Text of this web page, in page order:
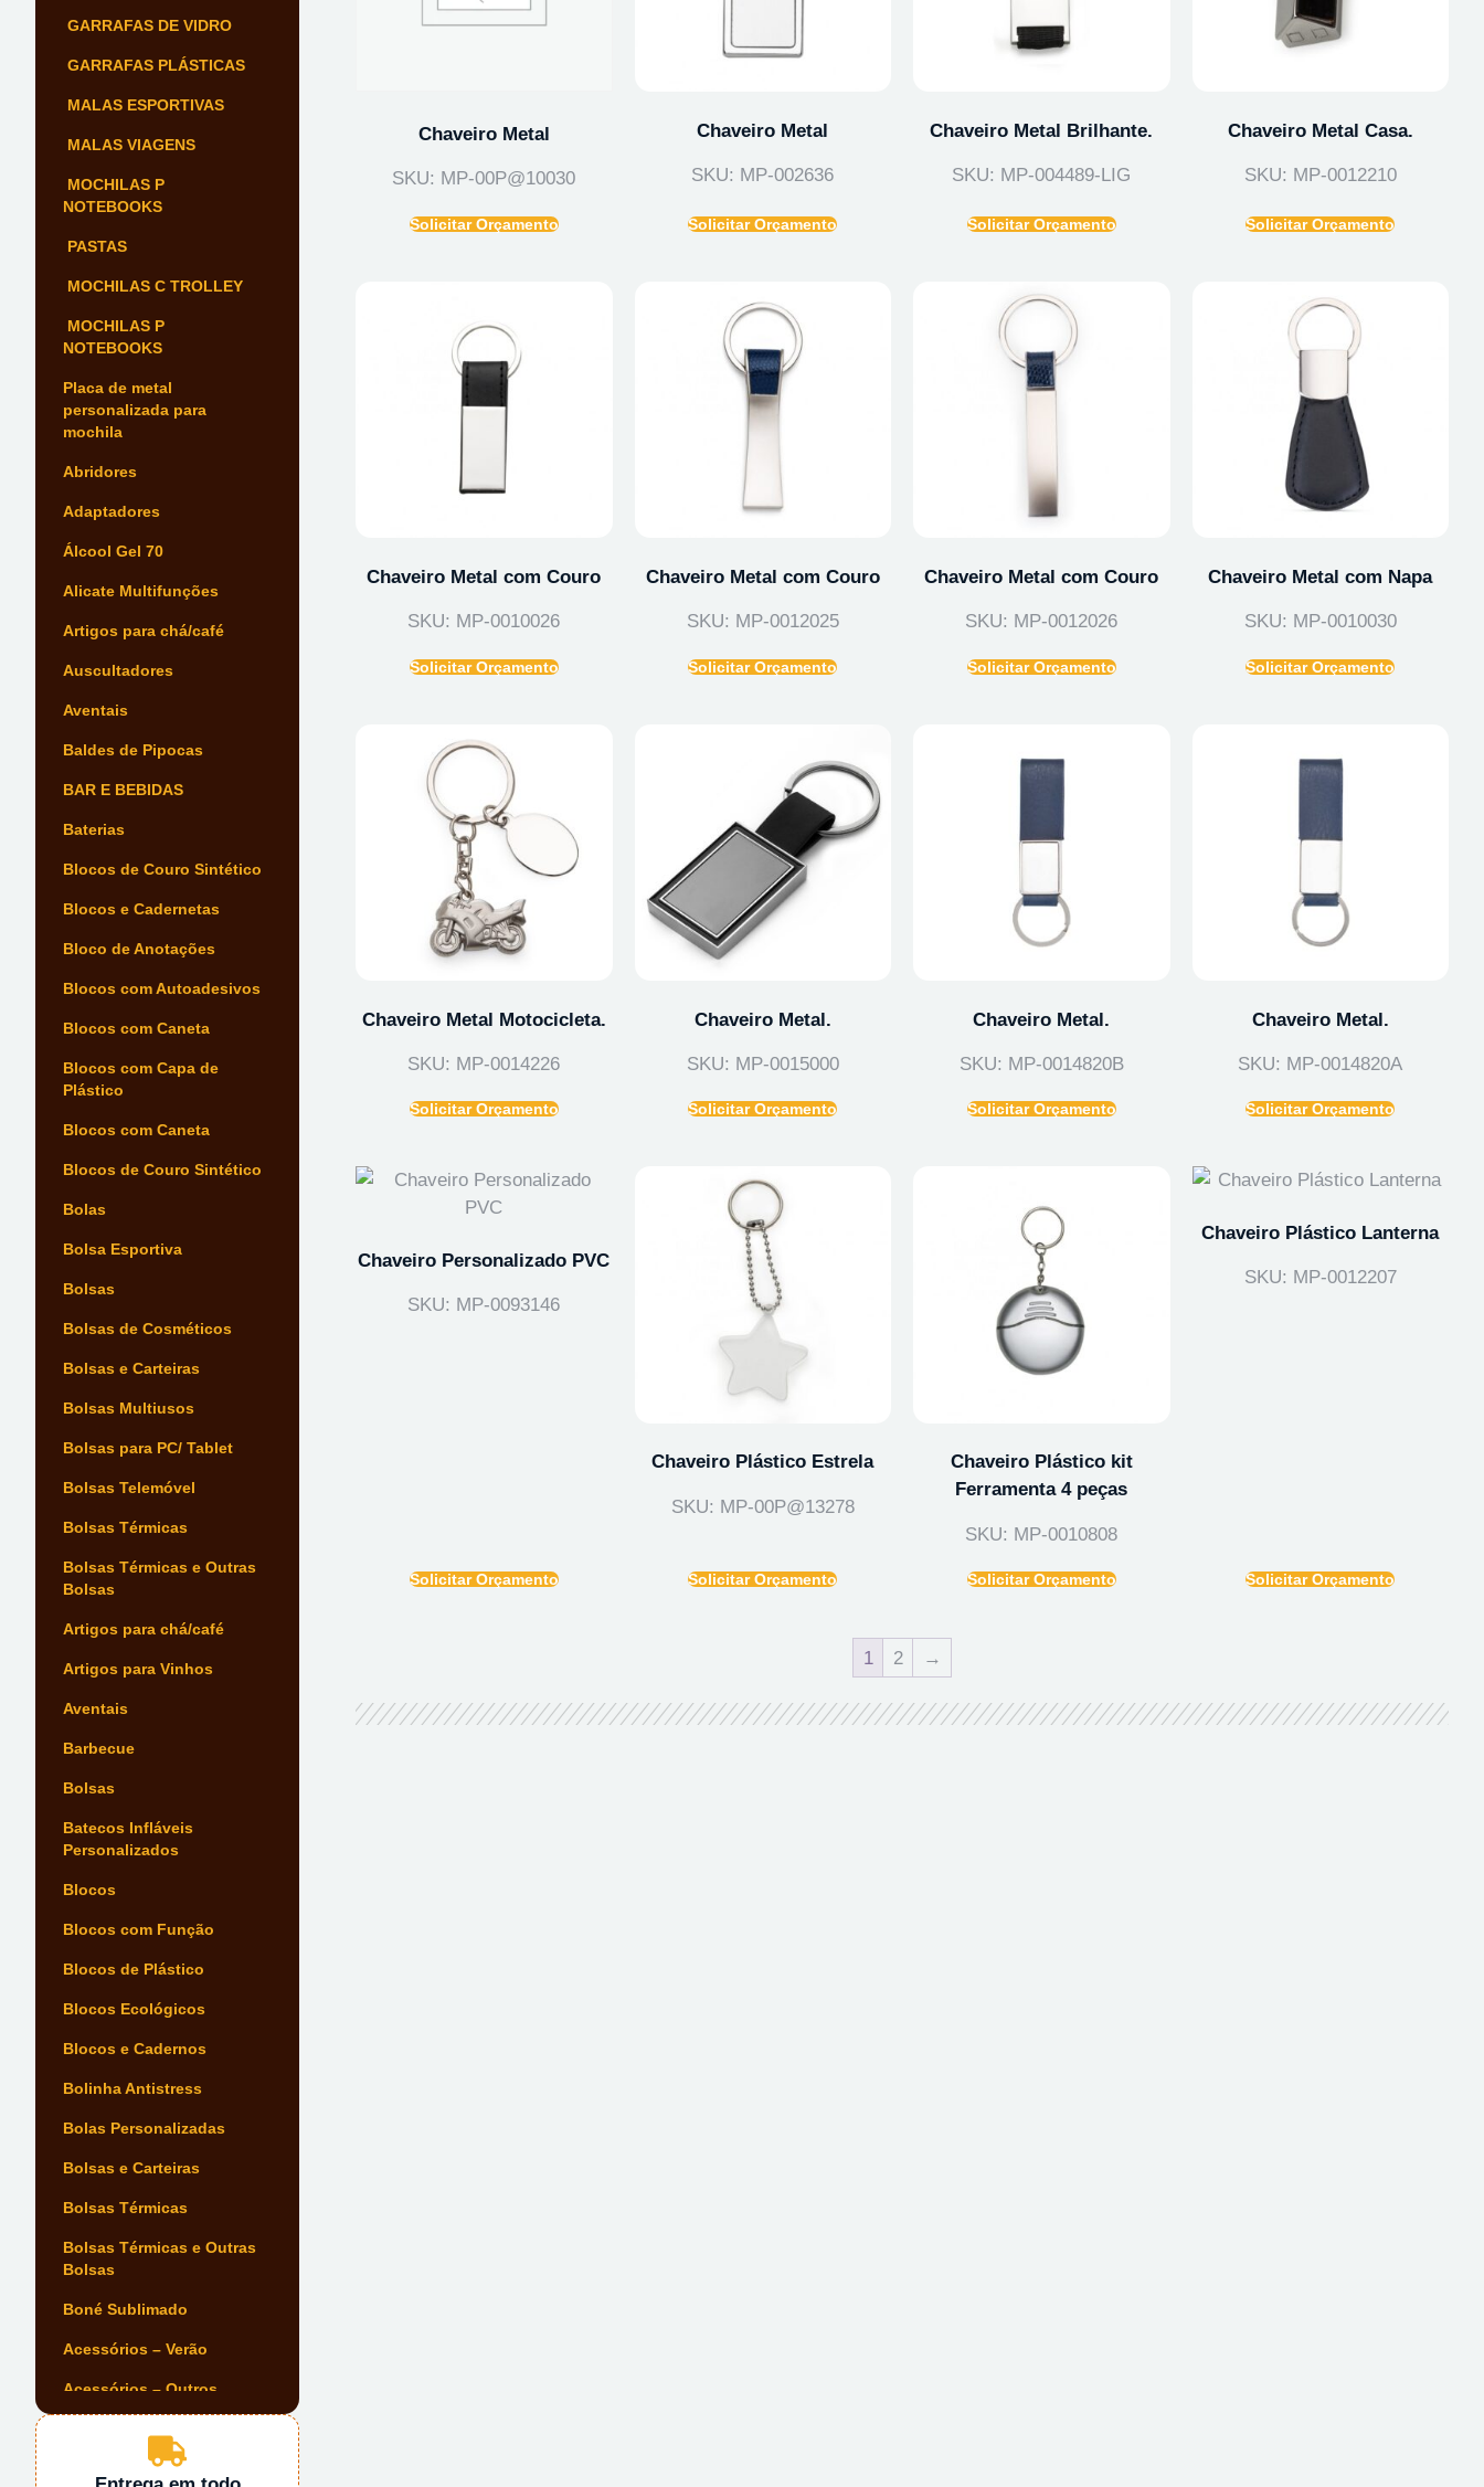
GARRAFAS DE VIDRO
GARRAFAS PLÁSTICAS
MALAS ESPORTIVAS
MALAS VIAGENS
MOCHILAS P
NOTEBOOKS
PASTAS
MOCHILAS C TROLLEY
MOCHILAS P
NOTEBOOKS
Placa de metal
personalizada para
mochila
Abridores
Adaptadores
Álcool Gel 70
Alicate Multifunções
Artigos para chá/café
Auscultadores
Aventais
Baldes de Pipocas
BAR E BEBIDAS
Baterias
Blocos de Couro Sintético
Blocos e Cadernetas
Bloco de Anotações
Blocos com Autoadesivos
Blocos com Caneta
Blocos com Capa de
Plástico
Blocos com Caneta
Blocos de Couro Sintético
Bolas
Bolsa Esportiva
Bolsas
Bolsas de Cosméticos
Bolsas e Carteiras
Bolsas Multiusos
Bolsas para PC/ Tablet
Bolsas Telemóvel
Bolsas Térmicas
Bolsas Térmicas e Outras
Bolsas
Artigos para chá/café
Artigos para Vinhos
Aventais
Barbecue
Bolsas
Batecos Infláveis
Personalizados
Blocos
Blocos com Função
Blocos de Plástico
Blocos Ecológicos
Blocos e Cadernos
Bolinha Antistress
Bolas Personalizadas
Bolsas e Carteiras
Bolsas Térmicas
Bolsas Térmicas e Outras
Bolsas
Boné Sublimado
Acessórios – Verão
Acessórios – Outros
Acessórios de Escrita
Chaveiro Metal
SKU: MP-00P@10030
Solicitar Orçamento
Chaveiro Metal
SKU: MP-002636
Solicitar Orçamento
Chaveiro Metal Brilhante.
SKU: MP-004489-LIG
Solicitar Orçamento
Chaveiro Metal Casa.
SKU: MP-0012210
Solicitar Orçamento
Chaveiro Metal com Couro
SKU: MP-0010026
Solicitar Orçamento
Chaveiro Metal com Couro
SKU: MP-0012025
Solicitar Orçamento
Chaveiro Metal com Couro
SKU: MP-0012026
Solicitar Orçamento
Chaveiro Metal com Napa
SKU: MP-0010030
Solicitar Orçamento
Chaveiro Metal Motocicleta.
SKU: MP-0014226
Solicitar Orçamento
Chaveiro Metal.
SKU: MP-0015000
Solicitar Orçamento
Chaveiro Metal.
SKU: MP-0014820B
Solicitar Orçamento
Chaveiro Metal.
SKU: MP-0014820A
Solicitar Orçamento
Chaveiro Personalizado PVC
SKU: MP-0093146
Solicitar Orçamento
Chaveiro Plástico Estrela
SKU: MP-00P@13278
Solicitar Orçamento
Chaveiro Plástico kit
Ferramenta 4 peças
SKU: MP-0010808
Solicitar Orçamento
Chaveiro Plástico Lanterna
SKU: MP-0012207
Solicitar Orçamento
1 2 →